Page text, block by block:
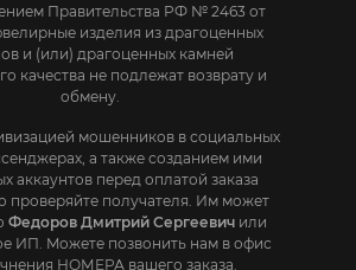
Правительства РФ № 2463 от
изделия из драгоценных
и (или) драгоценных камней
качества не подлежат возврату и
обмену.
мошенников в социальных
а также созданием ими
аккаунтов перед оплатой заказа
проверяйте получателя. Им может
Федоров Дмитрий Сергеевич или
ИП. Mожете позвонить нам в офис
НОМЕРА вашего заказа.